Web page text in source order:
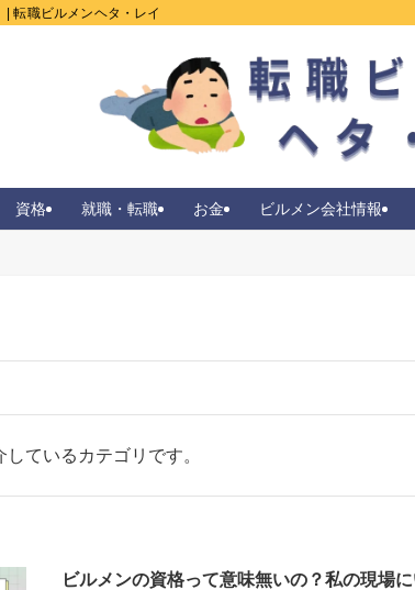
転職ビルメンヘタ・レイ
資格 就職・転職 お金 ビルメン会社情報
ているカテゴリです。
ビルメンの資格って意味無いの？私の現場